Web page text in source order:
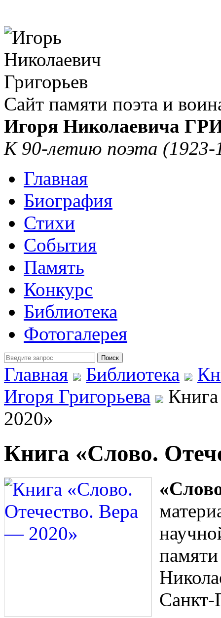
Сайт памяти поэта и
Игоря Николаевича
К 90-летию поэта (1923-
Главная
Биография
Стихи
События
Память
Конкурс
Библиотека
Фотогалерея
Главная
Библиотека
Игоря Григорьева
2020»
Книга «Слово.
Санкт-